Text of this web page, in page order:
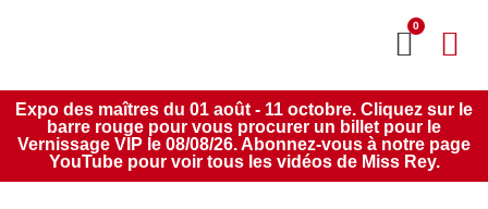
0
Expo des maîtres du 01 août - 11 octobre. Cliquez sur le
barre rouge pour vous procurer un billet pour le
Vernissage VIP le 08/08/26. Abonnez-vous à notre page
YouTube pour voir tous les vidéos de Miss Rey.